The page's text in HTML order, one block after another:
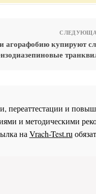
агорафобию купируют
переаттестации и
и методическими
наVrach-Test.ru